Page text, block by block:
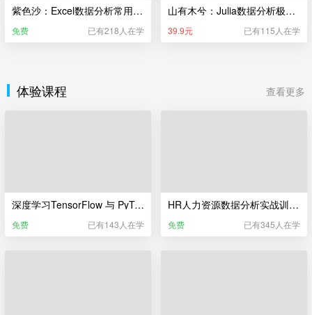
紫色沙：Excel数据分析常用的50个函数
免费 已有218人在学
山有木兮：Julia数据分析极简入门
39.9元 已有115人在学
体验课程 查看更多
深度学习TensorFlow 与 PyTorch训练营（体验课）
免费 已有143人在学
HR人力资源数据分析实战训练营（体验课）
免费 已有345人在学